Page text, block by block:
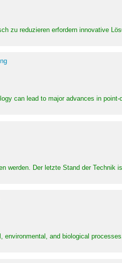
zu reduzieren erfordern innovative
can lead to major advances in
werden. Der letzte Stand der Technik
and biological